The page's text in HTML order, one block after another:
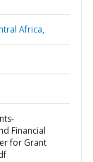
Africa,
Financial
for Grant